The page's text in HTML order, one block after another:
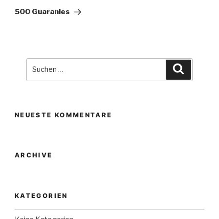
Beitrag
500 Guaranies
NEUESTE KOMMENTARE
ARCHIVE
KATEGORIEN